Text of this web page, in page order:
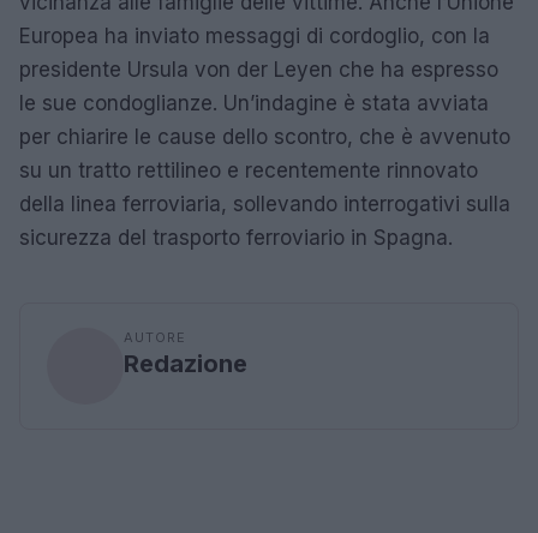
Europea ha inviato messaggi di cordoglio, con la
presidente Ursula von der Leyen che ha espresso
le sue condoglianze. Un’indagine è stata avviata
per chiarire le cause dello scontro, che è avvenuto
su un tratto rettilineo e recentemente rinnovato
della linea ferroviaria, sollevando interrogativi sulla
sicurezza del trasporto ferroviario in Spagna.
AUTORE
Redazione